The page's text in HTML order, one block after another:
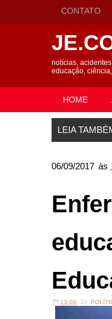
CONTATO
notícias,
educação,
HOME
LEIA
06/09/2017 às
13:00